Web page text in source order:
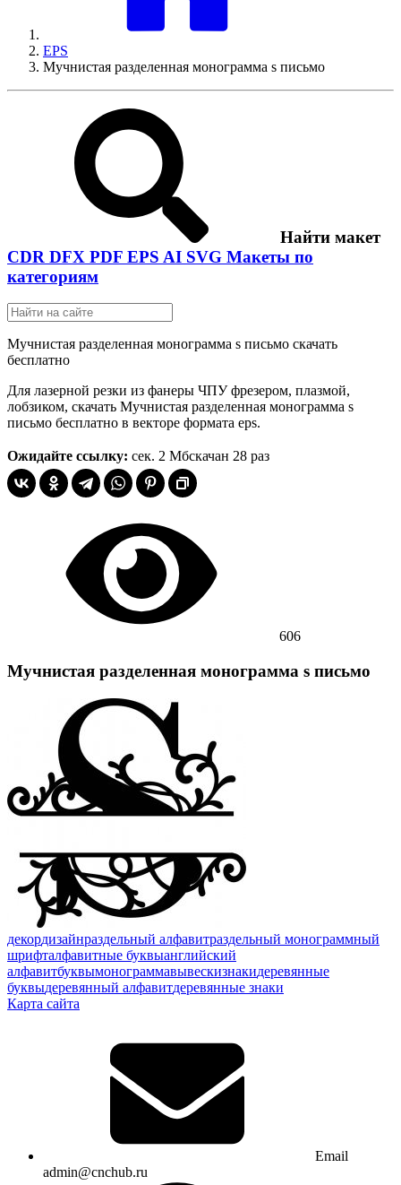
EPS
Мучнистая разделенная монограмма s письмо
Найти макет
CDR DFX PDF EPS AI SVG Макеты по
категориям
Мучнистая разделенная монограмма s письмо скачать
бесплатно
Для лазерной резки из фанеры ЧПУ фрезером, плазмой,
лобзиком, скачать Мучнистая разделенная монограмма s
письмо бесплатно в векторе формата eps.
Ожидайте ссылку: сек. 2 Мбскачан 28 раз
606
Мучнистая разделенная монограмма s письмо
декордизайнраздельный алфавитраздельный монограммный
шрифталфавитные буквыанглийский
алфавитбуквымонограммавывескизнакидеревянные
буквыдеревянный алфавитдеревянные знаки
Карта сайта
Email
admin@cnchub.ru